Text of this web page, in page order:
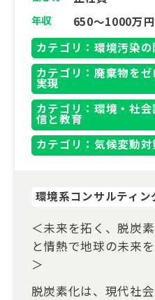
年収
650～1000万円
カテゴリ：環境汚染の
カテゴリ：廃棄物を
実現
カテゴリ：環境・社
信と教育
カテゴリ：気候変動
環境系コンサルティン
＜未来を拓く、脱炭
と情熱で地球の未来
＞
脱炭素化は、現代社